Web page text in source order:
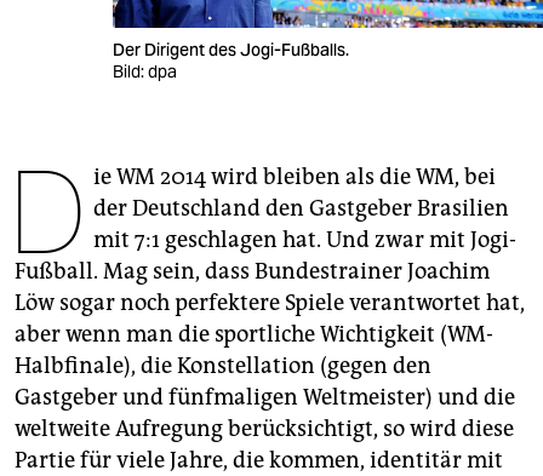
veranstaltungen
unterstützen
genossenschaft
epaper login
Der Dirigent des Jogi-Fußballs.
Bild: dpa
D ie WM 2014 wird bleiben als die WM, bei
der Deutschland den Gastgeber Brasilien
mit 7:1 geschlagen hat. Und zwar mit Jogi-
Fußball. Mag sein, dass Bundestrainer Joachim
Löw sogar noch perfektere Spiele verantwortet hat,
aber wenn man die sportliche Wichtigkeit (WM-
Halbfinale), die Konstellation (gegen den
Gastgeber und fünfmaligen Weltmeister) und die
weltweite Aufregung berücksichtigt, so wird diese
Partie für viele Jahre, die kommen, identitär mit